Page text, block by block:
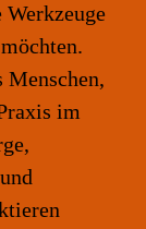
Menschen,
im